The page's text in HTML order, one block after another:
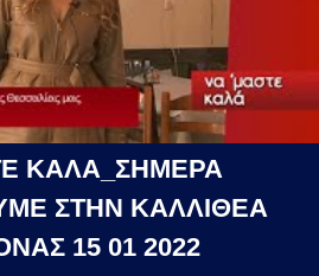
ΚΑΛΑ_ΣΗΜΕΡΑ
ΣΤΗΝ ΚΑΛΛΙΘΕΑ
15 01 2022